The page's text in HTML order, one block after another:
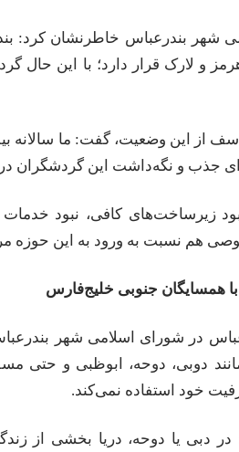
و لارک قرار دارد؛ با این حال
تأسف از این وضعیت، گفت: ما سالانه
جذب و نگه‌داشت این گردشگران در
زیرساخت‌های کافی، نبود
هم نسبت به ورود به این حوزه
همسایگان جنوبی خلیج‌فارس
در شورای اسلامی شهر
دوبی، دوحه، ابوظبی و حتی
خود استفاده نمی‌کند.
در دبی یا دوحه، دریا بخشی از